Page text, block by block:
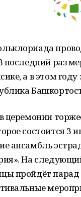
последний раз
а в этом году
церемонии
состоится 3
ансамбль
На
пройдёт парад